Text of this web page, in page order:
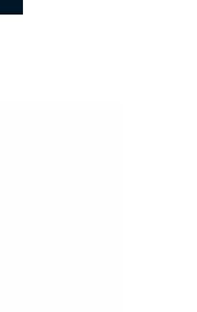
14.990 Ft.